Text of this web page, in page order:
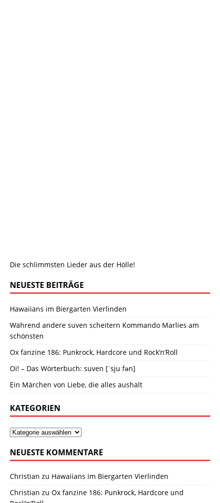
Die schlimmsten Lieder aus der Hölle!
NEUESTE BEITRÄGE
Hawaiians im Biergarten Vierlinden
Während andere suven scheitern Kommando Marlies am
schönsten
Ox fanzine 186: Punkrock, Hardcore und Rock’n’Roll
Oi! – Das Wörterbuch: suven [ˈsjuːfən]
Ein Märchen von Liebe, die alles aushält
KATEGORIEN
NEUESTE KOMMENTARE
Christian zu Hawaiians im Biergarten Vierlinden
Christian zu Ox fanzine 186: Punkrock, Hardcore und